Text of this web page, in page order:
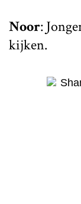
Noor:
kijken.